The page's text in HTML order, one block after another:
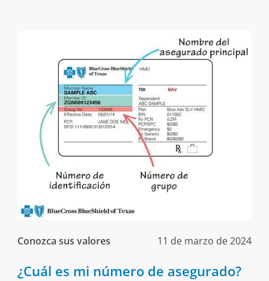
Conozca sus valores 11 de marzo de 2024
¿Cuál es mi número de asegurado?